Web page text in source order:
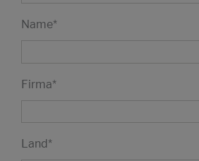
Name*
Firma*
Land*